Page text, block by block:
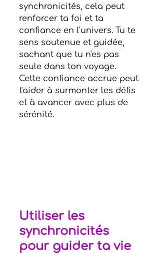
synchronicités, cela peut
renforcer ta foi et ta
confiance en l'univers. Tu te
sens soutenue et guidée,
sachant que tu n'es pas
seule dans ton voyage.
Cette confiance accrue peut
t'aider à surmonter les défis
et à avancer avec plus de
sérénité.
Utiliser les
synchronicités
pour guider ta vie